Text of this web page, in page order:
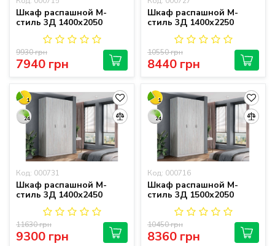
Шкаф распашной М-
стиль 3Д 1400х2050
7940 грн
9930 грн
Шкаф распашной М-
стиль 3Д 1400х2250
8440 грн
10550 грн
1
24
Код: 000731
Шкаф распашной М-
стиль 3Д 1400х2450
9300 грн
11630 грн
1
24
Код: 000716
Шкаф распашной М-
стиль 3Д 1500х2050
8360 грн
10450 грн